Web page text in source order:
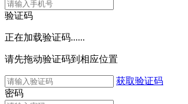
验证码
正在加载验证码......
请先拖动验证码到相应位置
获取验证码
密码